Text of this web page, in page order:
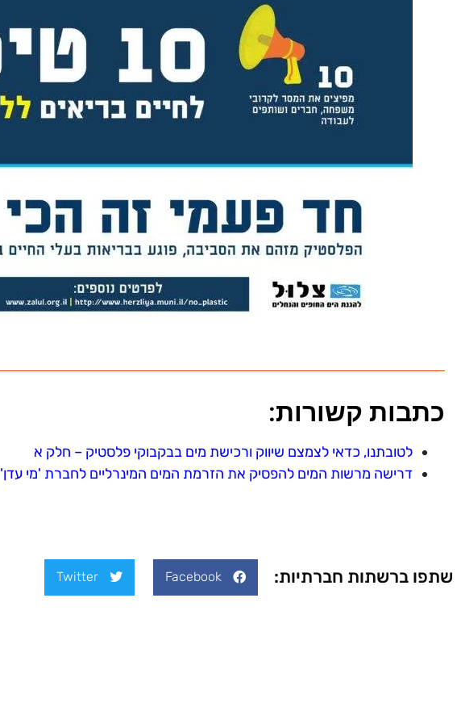
כתבות קשורות:
לטובתנו, כדאי לצמצם שיווק ורכישת מים בבקבוקי פלסטיק – חלק א
דרישה מרשות המים להפסיק את הזרמת המים המינרליים לחברת 'מי עדן'
שתפו ברשתות חברתיות: Facebook
Twitter